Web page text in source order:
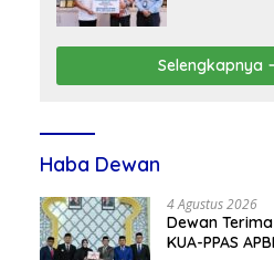
Selengkapnya
Haba Dewan
4 Agustus 2026
Dewan
KUA-PPAS